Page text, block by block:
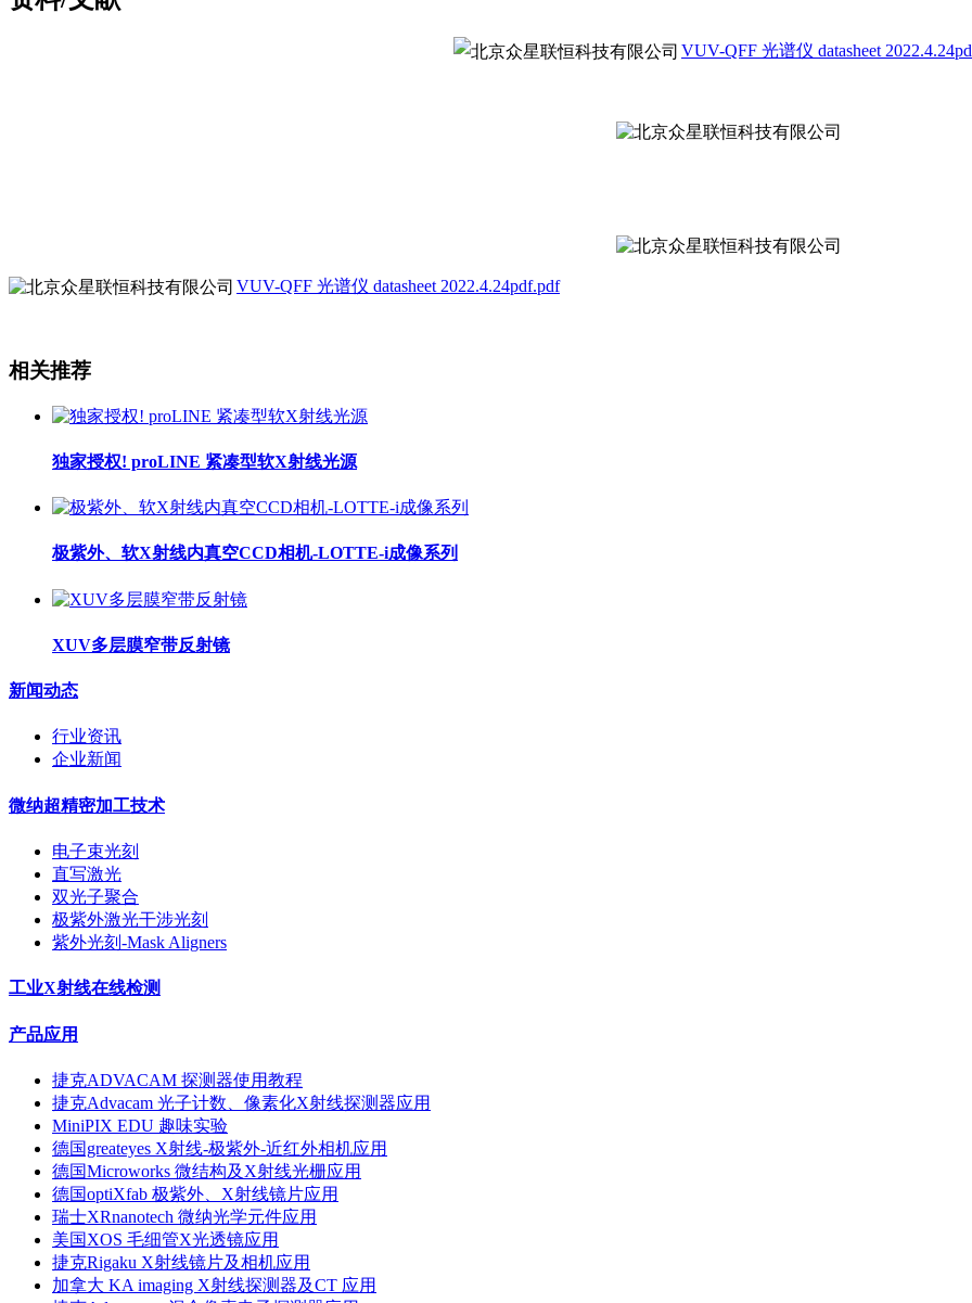
VUV-QFF 光谱仪 datasheet
VUV-QFF 光谱仪 datasheet 2022.4.24pdf.pdf
相关推荐
独家授权! proLINE 紧凑型软X射线光源
极紫外、软X射线内真空CCD相机-LOTTE-i成像系列
XUV多层膜窄带反射镜
新闻动态
行业资讯
企业新闻
微纳超精密加工技术
电子束光刻
直写激光
双光子聚合
极紫外激光干涉光刻
紫外光刻-Mask Aligners
工业X射线在线检测
产品应用
捷克ADVACAM 探测器使用教程
捷克Advacam 光子计数、像素化X射线探测器应用
MiniPIX EDU 趣味实验
德国greateyes X射线-极紫外-近红外相机应用
德国Microworks 微结构及X射线光栅应用
德国optiXfab 极紫外、X射线镜片应用
瑞士XRnanotech 微纳光学元件应用
美国XOS 毛细管X光透镜应用
捷克Rigaku X射线镜片及相机应用
加拿大 KA imaging X射线探测器及CT 应用